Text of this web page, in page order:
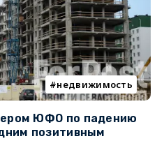
недвижимость
ЮФО по падению
позитивным